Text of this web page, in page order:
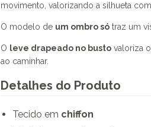
movimento, valorizando a silhueta
O modelo de um ombro só traz um
O leve drapeado no busto valoriza
ao caminhar.
Detalhes do Produto
Tecido em chiffon